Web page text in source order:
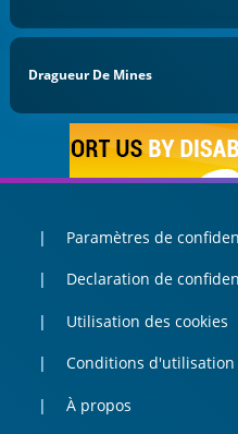
Dragueur De Mines
Paramètres de
Declaration de
Utilisation des cookies
Conditions d'utilisation
À propos